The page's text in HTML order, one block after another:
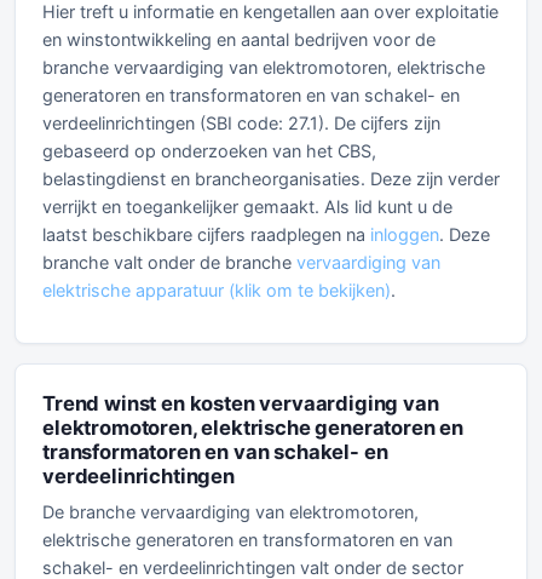
Hier treft u informatie en kengetallen aan over exploitatie
en winstontwikkeling en aantal bedrijven voor de
branche vervaardiging van elektromotoren, elektrische
generatoren en transformatoren en van schakel- en
verdeelinrichtingen (SBI code: 27.1). De cijfers zijn
gebaseerd op onderzoeken van het CBS,
belastingdienst en brancheorganisaties. Deze zijn verder
verrijkt en toegankelijker gemaakt. Als lid kunt u de
laatst beschikbare cijfers raadplegen na inloggen. Deze
branche valt onder de branche vervaardiging van
elektrische apparatuur (klik om te bekijken).
Trend winst en kosten vervaardiging van
elektromotoren, elektrische generatoren en
transformatoren en van schakel- en
verdeelinrichtingen
De branche vervaardiging van elektromotoren,
elektrische generatoren en transformatoren en van
schakel- en verdeelinrichtingen valt onder de sector